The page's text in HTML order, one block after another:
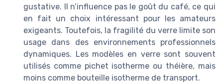
gustative. Il n’influence pas le goût du café, ce qui
en fait un choix intéressant pour les amateurs
exigeants. Toutefois, la fragilité du verre limite son
usage dans des environnements professionnels
dynamiques. Les modèles en verre sont souvent
utilisés comme pichet isotherme ou théière, mais
moins comme bouteille isotherme de transport.